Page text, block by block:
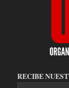
RECIBE